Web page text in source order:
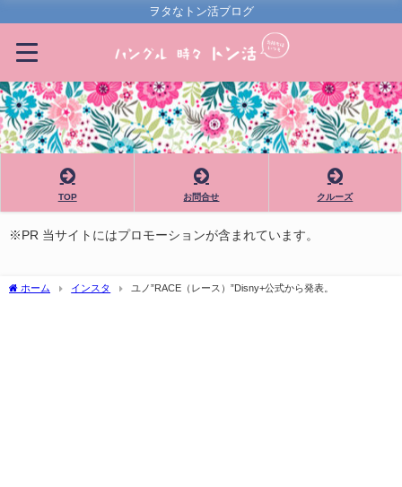
ヲタなトン活ブログ
TOP お問合せ クルーズ
※PR 当サイトにはプロモーションが含まれています。
ホーム インスタ ユノ”RACE（レース）”Disny+公式から発表。